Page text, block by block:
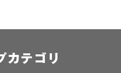
の機能を使用している為、Cookieと
倍分に加え、上乗せとなる1〜19倍分の